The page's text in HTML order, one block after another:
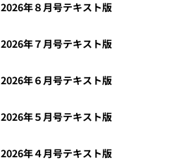
2026年８月号テキスト版
2026年７月号テキスト版
2026年６月号テキスト版
2026年５月号テキスト版
2026年４月号テキスト版